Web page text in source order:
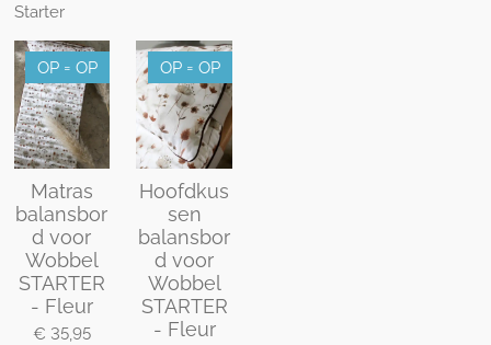
Starter
OP = OP
Matras
balansbor
d voor
Wobbel
STARTER
- Fleur
€ 35,95
OP = OP
Hoofdkus
sen
balansbor
d voor
Wobbel
STARTER
- Fleur